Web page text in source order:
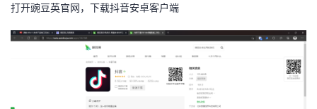
打开豌豆英官网，下载抖音安卓客户端